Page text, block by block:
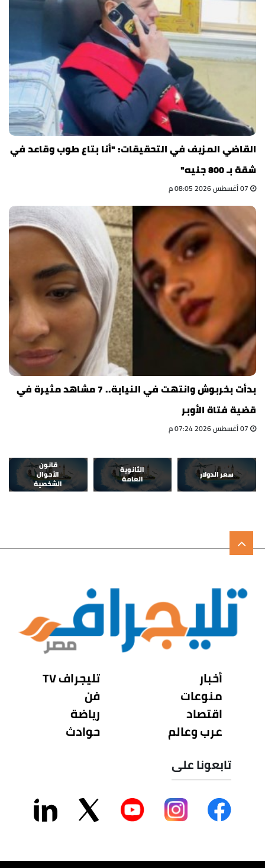
القاضي المزيف في التحقيقات: "أنا بتاع طوب وقاعد في
شقة بـ 800 جنيه"
بدأت بخربوش وانتهت في النيابة.. 7 مشاهد مثيرة في
قضية فتاة الأوبر
سعر الدولار
الثانوية
العامة
قانون
الأحوال
الشخصية
أخبار
منوعات
اقتصاد
عرب وعالم
تليجراف TV
فن
رياضة
حوادث
تابعونا على